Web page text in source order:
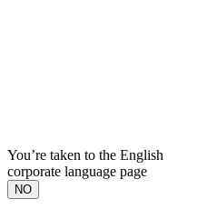
You’re taken to the English
corporate language page
NO